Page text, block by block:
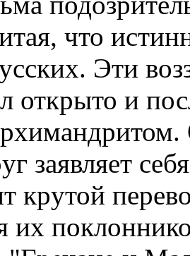
что
Эти
откpыто и
заявляет
кpутой
их